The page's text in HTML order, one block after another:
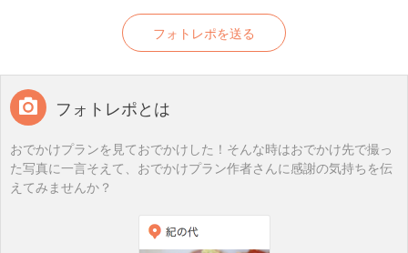
フォトレポを送る
フォトレポとは
おでかけプランを見ておでかけした！そんな時はおでかけ先で撮っ
た写真に一言そえて、おでかけプラン作者さんに感謝の気持ちを伝
えてみませんか？